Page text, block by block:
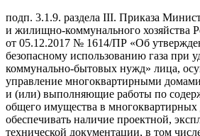
подп. 3.1.9. раздела III. Приказа
и жилищно-коммунального хозяйства
от 05.12.2017 № 1614/ПР «Об
безопасному использованию газа при
коммунально-бытовых нужд» лица,
управление многоквартирными
и (или) выполняющие работы по
общего имущества в
обеспечивать наличие проектной,
технической документации, в том